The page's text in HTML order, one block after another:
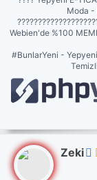
Moda -
Webien'de %100
#BunlarYeni -
Zeki